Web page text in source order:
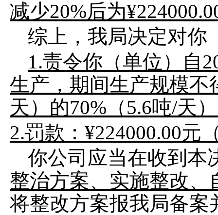
减少20%后为¥224
综上， 我局决定对你
1.责令你（单位） 自
生产，期间生产规模
天）的70% （5.6吨/天
2.罚款 ： ¥224000.00元
你公司 应当在收到本
整治方案、实施整改、
将整改方案报我局备